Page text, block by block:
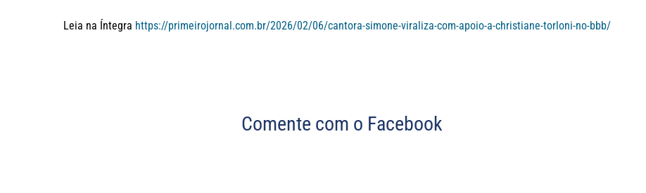
Leia na Íntegra https://primeirojornal.com.br/2026/02/06/cantora-simone-viraliza-com-apoio-a-christiane-torloni-no-bbb/
Comente com o Facebook